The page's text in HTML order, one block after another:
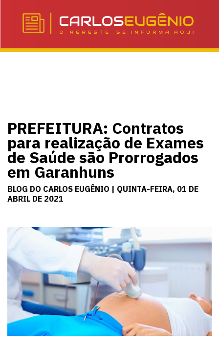
PREFEITURA: Contratos
para realização de Exames
de Saúde são Prorrogados
em Garanhuns
BLOG DO CARLOS EUGÊNIO | QUINTA-FEIRA, 01 DE
ABRIL DE 2021